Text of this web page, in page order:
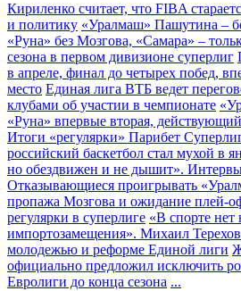
Кириленко считает, что FIBA
и политику «Уралмаш» Пашутина –
«Руна» без Мозгова, «Самара» –
сезона в первом дивизионе суперлиг
в апреле, финал до четырех побед,
место Единая лига ВТБ ведет
клубами об участии в чемпионате
«Руна» впервые вторая,
Итоги «регулярки» Парибет
российский баскетбол стал мухой в
но обездвижен и не дышит».
Отказывающиеся проигрывать
пропажа Мозгова и ожидание плей-
регулярки в суперлиге «В спорте нет
импортозамещения». Михаил
молодежью и реформе Единой лиги
официально предложил исключить
Евролиги до конца сезона ...